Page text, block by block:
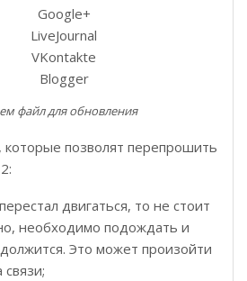
Google+
LiveJournal
VKontakte
Blogger
файл для обновления
позволят перепрошить
двигаться, то не стоит
необходимо подождать и
Это может произойти